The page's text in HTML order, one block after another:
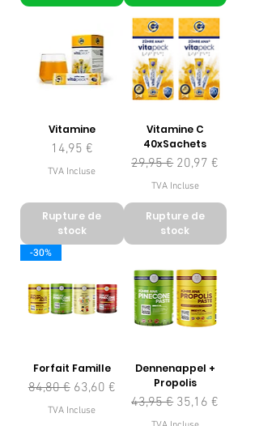
Vitamine
Prix
14,95 €
TVA Incluse
Rupture de
stock
Vitamine C
40xSachets
Prix original
29,95 € Prix
20,97 €
TVA Incluse
Rupture de
stock
-30%
Forfait Famille
Prix original
84,80 € Prix promotionnel
63,60 €
TVA Incluse
Dennenappel +
Propolis
Prix original
43,95 € Prix
35,16 €